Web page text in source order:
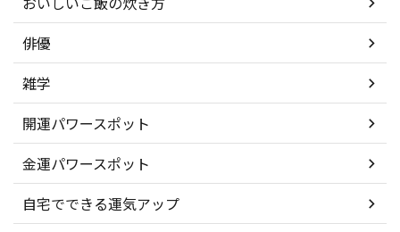
俳優
雑学
開運パワースポット
金運パワースポット
自宅でできる運気アップ